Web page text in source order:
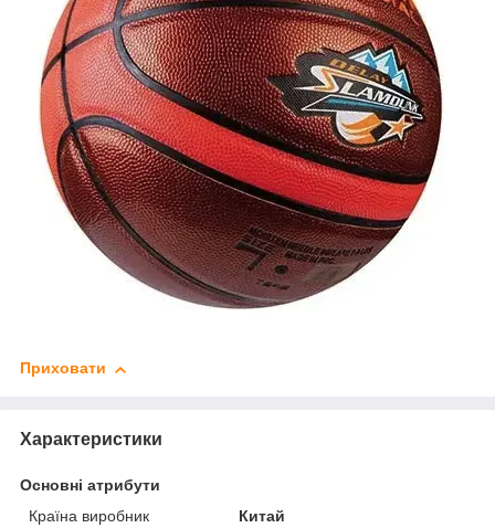
Приховати
Характеристики
Основні атрибути
Країна виробник
Китай